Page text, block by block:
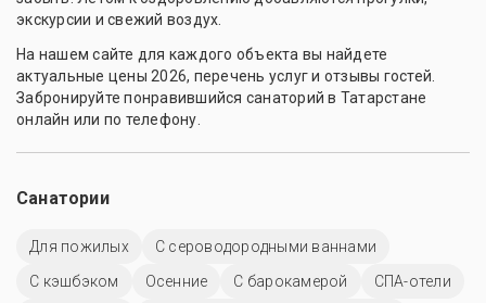
экскурсии и свежий воздух.
На нашем сайте для каждого объекта вы найдете
актуальные цены 2026, перечень услуг и отзывы гостей.
Забронируйте понравившийся санаторий в Татарстане
онлайн или по телефону.
Санатории
Для пожилых
С сероводородными ваннами
С кэшбэком
Осенние С барокамерой
СПА-отели